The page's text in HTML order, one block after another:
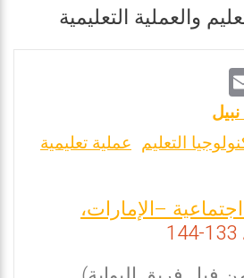
والعملية التعليمية
m
ai التعليم عملية تعليمية
–الإمارات،